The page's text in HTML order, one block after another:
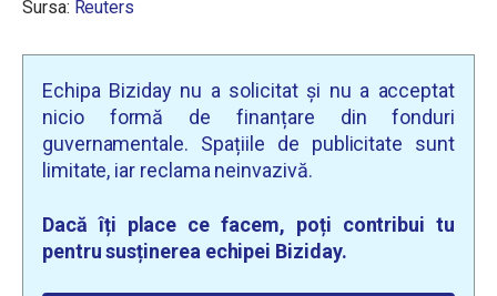
Sursa: Reuters
Echipa Biziday nu a solicitat și nu a acceptat
nicio formă de finanțare din fonduri
guvernamentale. Spațiile de publicitate sunt
limitate, iar reclama neinvazivă.
Dacă îți place ce facem, poți contribui tu
pentru susținerea echipei Biziday.